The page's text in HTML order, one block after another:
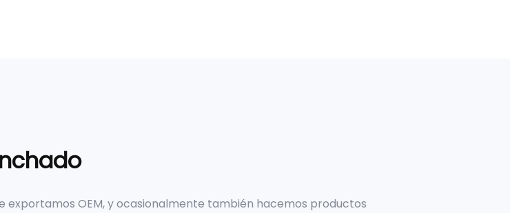
OEM, y ocasionalmente también hacemos productos